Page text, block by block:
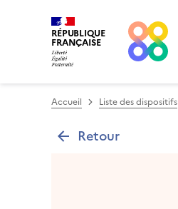
RÉPUBLIQUE
FRANÇAISE
Accueil Liste des dispositifs
Retour